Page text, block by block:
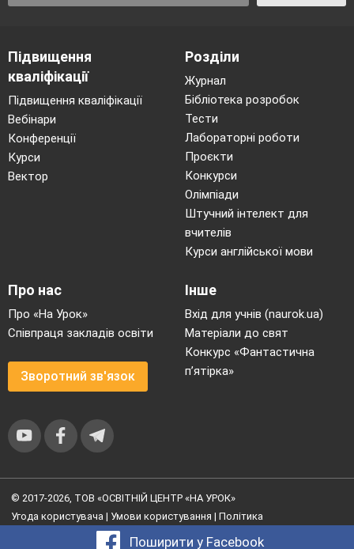
Поширити у Facebook
Підвищення
кваліфікації
Підвищення кваліфікації
Вебінари
Конференції
Курси
Вектор
Розділи
Журнал
Бібліотека розробок
Тести
Лабораторні роботи
Проєкти
Конкурси
Олімпіади
Штучний інтелект для
вчителів
Курси англійської мови
Про нас
Про «На Урок»
Співпраця закладів освіти
Зворотний зв'язок
Інше
Вхід для учнів (naurok.ua)
Матеріали до свят
Конкурс «Фантастична
п’ятірка»
© 2017-2026, ТОВ «ОСВІТНІЙ ЦЕНТР «НА УРОК»
Угода користувача | Умови користування | Політика